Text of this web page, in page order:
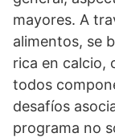
mayores. A
alimentos, se
rica en calcio,
todos
desafíos
programa no